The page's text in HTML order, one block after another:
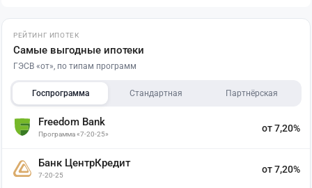
РЕЙТИНГ ИПОТЕК
Самые выгодные ипотеки
ГЭСВ «от», по типам программ
Госпрограмма Стандартная Партнёрская
Freedom Bank
Программа «7-20-25»
от 7,20%
Банк ЦентрКредит
7-20-25
от 7,20%